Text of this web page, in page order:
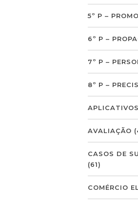
5º P –
6º P –
7º P –
8º P –
APLICATIVOS
AVALIAÇÃO
CASOS DE
(61)
COMÉRCIO